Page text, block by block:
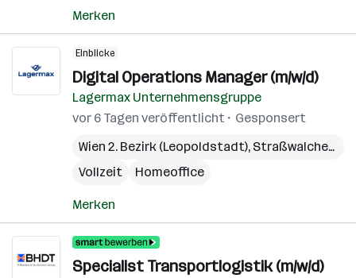
Merken
Einblicke
Digital Operations Manager (m/w/d)
Lagermax Unternehmensgruppe
vor 6 Tagen veröffentlicht
Gesponsert
Wien 2. Bezirk (Leopoldstadt), Straßwalchen
Vollzeit
Homeoffice
Merken
Specialist Transportlogistik (m/w/d)